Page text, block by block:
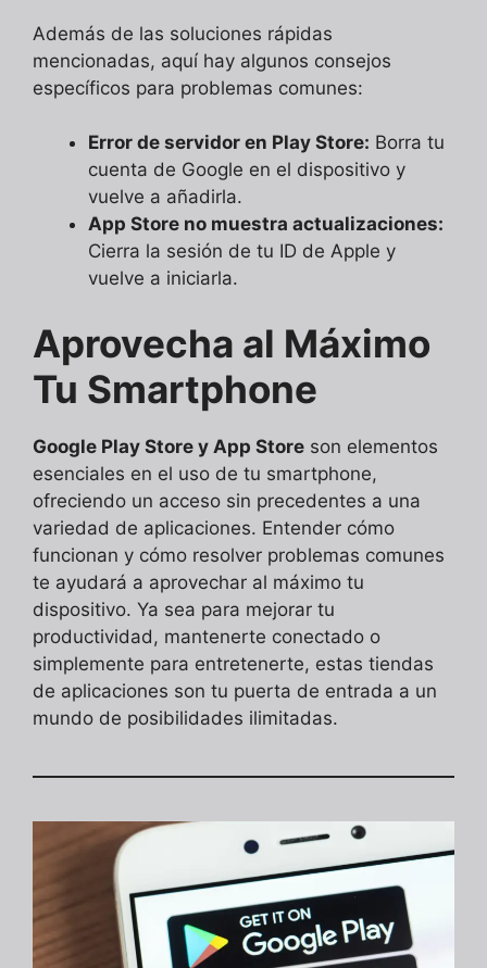
Además de las soluciones rápidas
mencionadas, aquí hay algunos consejos
específicos para problemas comunes:
Error de servidor en Play Store: Borra tu
cuenta de Google en el dispositivo y
vuelve a añadirla.
App Store no muestra actualizaciones:
Cierra la sesión de tu ID de Apple y
vuelve a iniciarla.
Aprovecha al Máximo
Tu Smartphone
Google Play Store y App Store son elementos
esenciales en el uso de tu smartphone,
ofreciendo un acceso sin precedentes a una
variedad de aplicaciones. Entender cómo
funcionan y cómo resolver problemas comunes
te ayudará a aprovechar al máximo tu
dispositivo. Ya sea para mejorar tu
productividad, mantenerte conectado o
simplemente para entretenerte, estas tiendas
de aplicaciones son tu puerta de entrada a un
mundo de posibilidades ilimitadas.